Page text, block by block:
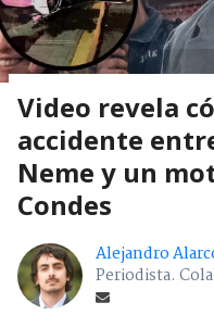
Video revela
accidente
Neme y un
Condes
Alejandro
Periodista.